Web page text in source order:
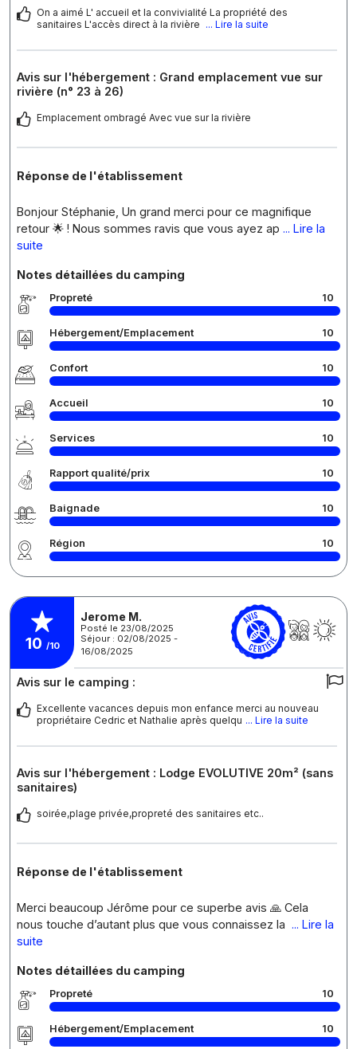
On a aimé L' accueil et la convivialité La propriété des
sanitaires L'accès direct à la rivière ... Lire la suite
Avis sur l'hébergement : Grand emplacement vue sur
rivière (n° 23 à 26)
Emplacement ombragé Avec vue sur la rivière
Réponse de l'établissement
Bonjour Stéphanie, Un grand merci pour ce magnifique
retour 🌟 ! Nous sommes ravis que vous ayez ap ... Lire la
suite
Notes détaillées du camping
Propreté 10
Hébergement/Emplacement 10
Confort 10
Accueil 10
Services 10
Rapport qualité/prix 10
Baignade 10
Région 10
10 /10
Jerome M.
Posté le 23/08/2025
Séjour : 02/08/2025 -
16/08/2025
Avis sur le camping :
Excellente vacances depuis mon enfance merci au nouveau
propriétaire Cedric et Nathalie après quelqu ... Lire la suite
Avis sur l'hébergement : Lodge EVOLUTIVE 20m² (sans
sanitaires)
soirée,plage privée,propreté des sanitaires etc..
Réponse de l'établissement
Merci beaucoup Jérôme pour ce superbe avis 🙏 Cela
nous touche d’autant plus que vous connaissez la ... Lire la
suite
Notes détaillées du camping
Propreté 10
Hébergement/Emplacement 10